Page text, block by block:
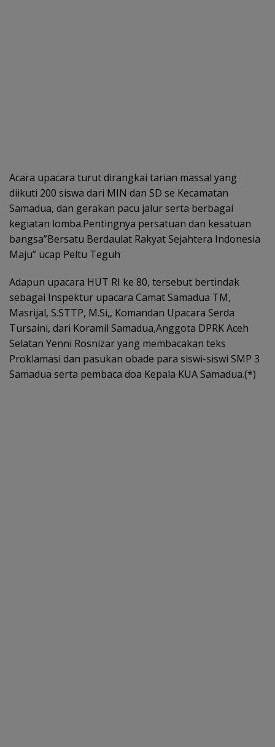
Acara upacara turut dirangkai tarian massal yang
diikuti 200 siswa dari MIN dan SD se Kecamatan
Samadua, dan gerakan pacu jalur serta berbagai
kegiatan lomba.Pentingnya persatuan dan kesatuan
bangsa”Bersatu Berdaulat Rakyat Sejahtera Indonesia
Maju” ucap Peltu Teguh
Adapun upacara HUT RI ke 80, tersebut bertindak
sebagai Inspektur upacara Camat Samadua TM,
Masrijal, S.STTP, M.Si,, Komandan Upacara Serda
Tursaini, dari Koramil Samadua,Anggota DPRK Aceh
Selatan Yenni Rosnizar yang membacakan teks
Proklamasi dan pasukan obade para siswi-siswi SMP 3
Samadua serta pembaca doa Kepala KUA Samadua.(*)